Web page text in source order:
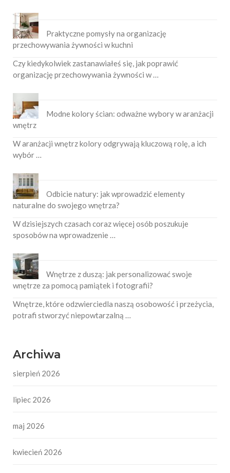
Praktyczne pomysły na organizację
przechowywania żywności w kuchni
Czy kiedykolwiek zastanawiałeś się, jak poprawić
organizację przechowywania żywności w …
Modne kolory ścian: odważne wybory w aranżacji
wnętrz
W aranżacji wnętrz kolory odgrywają kluczową rolę, a ich
wybór …
Odbicie natury: jak wprowadzić elementy
naturalne do swojego wnętrza?
W dzisiejszych czasach coraz więcej osób poszukuje
sposobów na wprowadzenie …
Wnętrze z duszą: jak personalizować swoje
wnętrze za pomocą pamiątek i fotografii?
Wnętrze, które odzwierciedla naszą osobowość i przeżycia,
potrafi stworzyć niepowtarzalną …
Archiwa
sierpień 2026
lipiec 2026
maj 2026
kwiecień 2026